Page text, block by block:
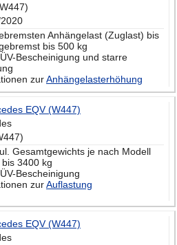
Anhängelast (Zuglast) bis
bis 500 kg
Bescheinigung und starre
zurAnhängelasterhöhung
EQV (W447)
Gesamtgewichts je nach Modell
3400 kg
Bescheinigung
zurAuflastung
EQV (W447)